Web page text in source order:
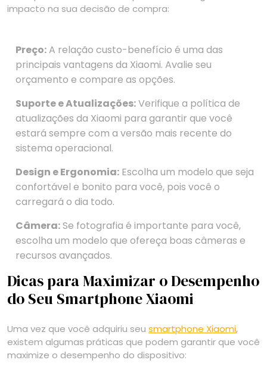
impacto na sua decisão de compra:
Preço:A relação custo-benefício é uma das
principais vantagens da Xiaomi. Avalie seu
orçamento e compare as opções.
Suporte e Atualizações:Verifique a política de
atualizações da Xiaomi para garantir que você
estará sempre com a versão mais recente do
sistema operacional.
Design e Ergonomia: Escolha um modelo que seja
confortável e bonito para você, pois você o
carregará o dia todo.
Câmera:Se fotografia é importante para você,
escolha um modelo que ofereça boas câmeras e
recursos avançados.
Dicas para Maximizar o Desempenho
do Seu Smartphone Xiaomi
Uma vez que você adquiriu seu smartphone Xiaomi,
existem algumas práticas que podem garantir que você
maximize o desempenho do dispositivo: